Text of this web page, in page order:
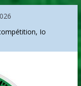
Io